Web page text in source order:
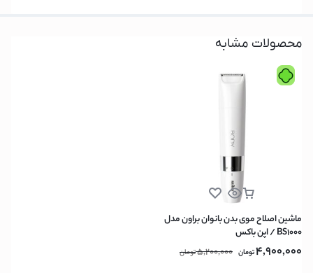
محصولات مشابه
ماشین اصلاح موی بدن بانوان براون مدل
BS1000 / اپن باکس
4,900,000تومان 5,200,000تومان